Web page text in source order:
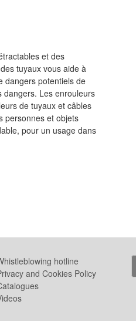
et des
tuyaux vous aide à
dangers potentiels de
dangers. Les enrouleurs
de tuyaux et câbles
personnes et objets
pour un usage dans
hotline
and Cookies Policy